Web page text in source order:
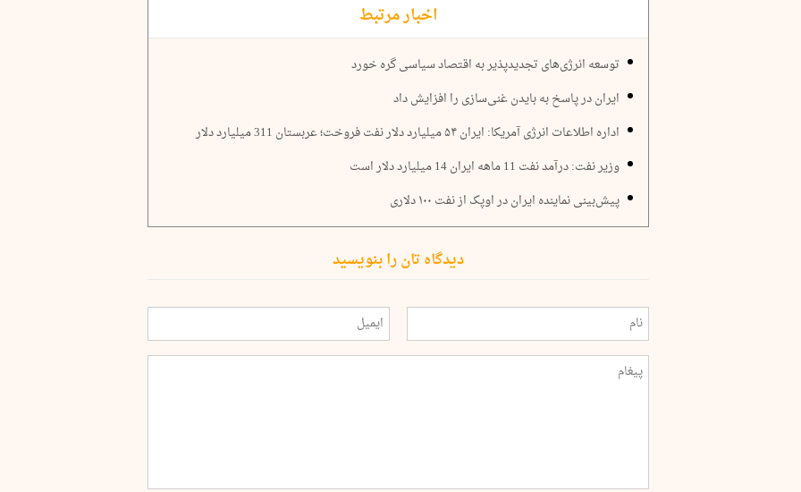
اخبار مرتبط
توسعه انرژی‌های تجدیدپذیر به اقتصاد سیاسی گره خورد
ایران در پاسخ به بایدن غنی‌سازی را افزایش داد
اداره اطلاعات انرژی آمریکا: ایران ۵۴ میلیارد دلار نفت فروخت؛ عربستان 311 میلیارد دلار
وزیر نفت: درآمد نفت 11 ماهه ایران 14 میلیارد دلار است
پیش‌بینی نماینده ایران در اوپک از نفت ۱۰۰ دلاری
دیدگاه تان را بنویسید